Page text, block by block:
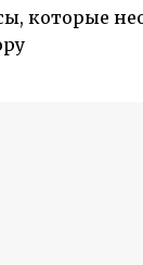
которые